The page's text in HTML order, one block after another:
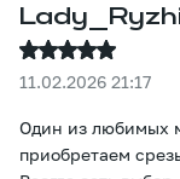
11.02.2026 21:17
Один из любимых
приобретаем